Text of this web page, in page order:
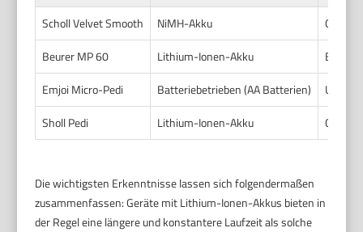
Scholl Velvet Smooth
NiMH-Akku
Ca. 40
Beurer MP 60
Lithium-Ionen-Akku
Bis zu
Emjoi Micro-Pedi
Batteriebetrieben (AA Batterien)
Sholl Pedi
Lithium-Ionen-Akku Circa
Die wichtigsten Erkenntnisse lassen sich folgendermaßen
zusammenfassen: Geräte mit Lithium-Ionen-Akkus bieten in
der Regel eine längere und konstantere Laufzeit als solche